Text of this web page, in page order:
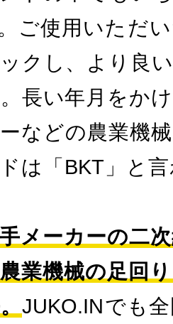
ご使用いただ
クし、より良
長い年月をか
などの農業機
は「BKT」と
メーカーの二
業機械の足回
JUKO.INでも